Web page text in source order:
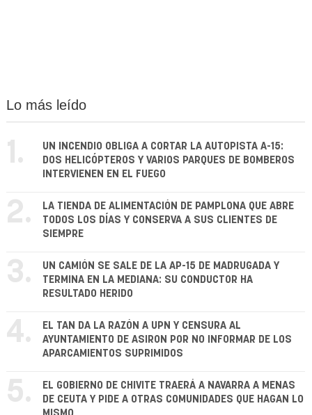
Lo más leído
1.
UN INCENDIO OBLIGA A CORTAR LA AUTOPISTA A-15:
DOS HELICÓPTEROS Y VARIOS PARQUES DE BOMBEROS
INTERVIENEN EN EL FUEGO
2.
LA TIENDA DE ALIMENTACIÓN DE PAMPLONA QUE ABRE
TODOS LOS DÍAS Y CONSERVA A SUS CLIENTES DE
SIEMPRE
3.
UN CAMIÓN SE SALE DE LA AP-15 DE MADRUGADA Y
TERMINA EN LA MEDIANA: SU CONDUCTOR HA
RESULTADO HERIDO
4.
EL TAN DA LA RAZÓN A UPN Y CENSURA AL
AYUNTAMIENTO DE ASIRON POR NO INFORMAR DE LOS
APARCAMIENTOS SUPRIMIDOS
5.
EL GOBIERNO DE CHIVITE TRAERÁ A NAVARRA A MENAS
DE CEUTA Y PIDE A OTRAS COMUNIDADES QUE HAGAN LO